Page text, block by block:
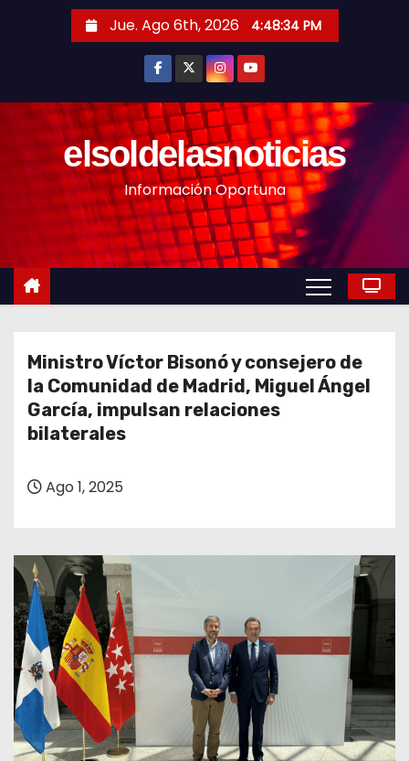
n
Jue. Ago 6th, 2026 4:48:36 PM
elsoldelasnoticias
Información Oportuna
Ministro Víctor Bisonó y consejero de
la Comunidad de Madrid, Miguel Ángel
García, impulsan relaciones
bilaterales
Ago 1, 2025